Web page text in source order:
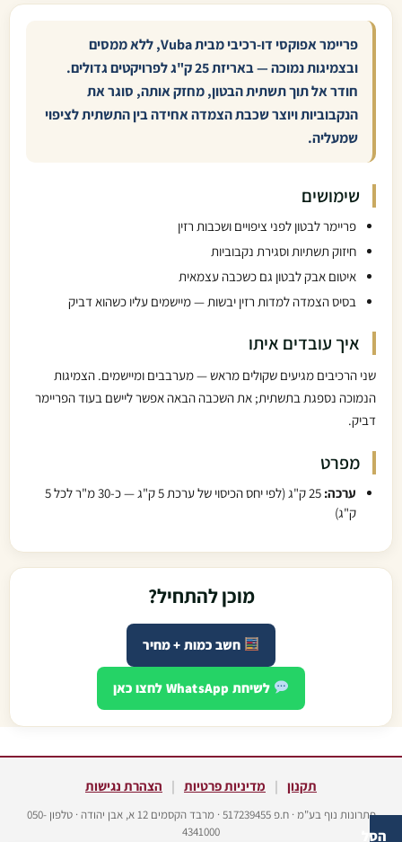
פריימר אפוקסי דו-רכיבי מבית Vuba, ללא ממסים
ובצמיגות נמוכה — באריזת 25 ק"ג לפרויקטים גדולים.
חודר אל תוך תשתית הבטון, מחזק אותה, סוגר את
הנקבוביות ויוצר שכבת הצמדה אחידה בין התשתית לציפוי
שמעליה.
שימושים
פריימר לבטון לפני ציפויים ושכבות רזין
חיזוק תשתיות וסגירת נקבוביות
איטום אבק לבטון גם כשכבה עצמאית
בסיס הצמדה למדות רזין יבשות — מיישמים עליו כשהוא דביק
איך עובדים איתו
שני הרכיבים מגיעים שקולים מראש — מערבבים ומיישמים. הצמיגות
הנמוכה נספגת בתשתית; את השכבה הבאה אפשר ליישם בעוד הפריימר
דביק.
מפרט
ערכה:
25 ק"ג (לפי יחס הכיסוי של ערכת 5 ק"ג — כ-30 מ"ר לכל 5
ק"ג)
מוכן להתחיל?
חשב כמות + מחיר
לשיחת WhatsApp לחצו כאן
הסל
תקנון | מדיניות פרטיות | הצהרת נגישות
פתרונות נוף בע"מ · ח.פ 517239455 · מרבד הקסמים 12 א, אבן יהודה · טלפון 050-
4341000